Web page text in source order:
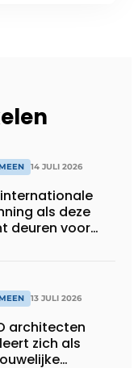
14 JULI 2026
internationale
als deze
deuren voor
13 JULI 2026
architecten
zich als